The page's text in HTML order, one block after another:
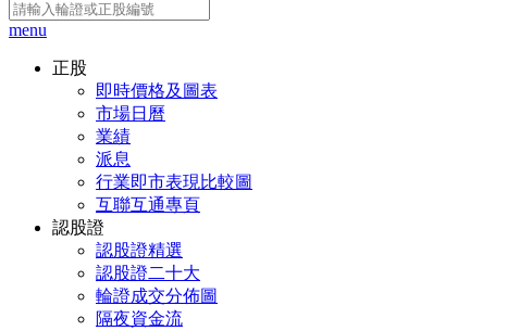
menu
正股
即時價格及圖表
市場日曆
業績
派息
行業即市表現比較圖
互聯互通專頁
認股證
認股證精選
認股證二十大
輪證成交分佈圖
隔夜資金流